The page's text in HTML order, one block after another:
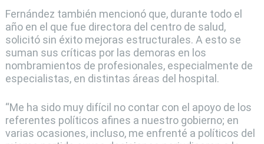
Fernández también mencionó que, durante todo el
año en el que fue directora del centro de salud,
solicitó sin éxito mejoras estructurales. A esto se
suman sus críticas por las demoras en los
nombramientos de profesionales, especialmente de
especialistas, en distintas áreas del hospital.
“Me ha sido muy difícil no contar con el apoyo de los
referentes políticos afines a nuestro gobierno; en
varias ocasiones, incluso, me enfrenté a políticos del